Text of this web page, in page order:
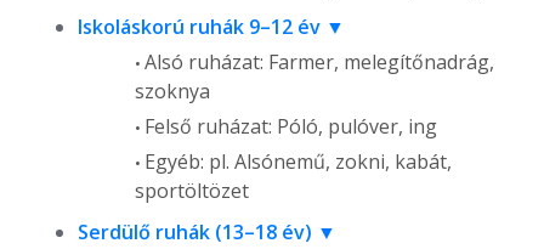
Iskoláskorú ruhák 9–12 év
Alsó ruházat: Farmer, melegítőnadrág,
szoknya
Felső ruházat: Póló, pulóver, ing
Egyéb: pl. Alsónemű, zokni, kabát,
sportöltözet
Serdülő ruhák (13–18 év)